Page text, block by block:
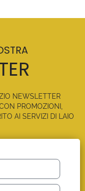
NEWSLETTER
PROMOZIONI,
AI SERVIZI DI LAIO